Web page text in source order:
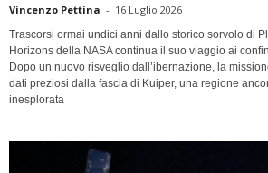
Vincenzo Pettina - 16 Luglio 2026
Trascorsi ormai undici anni dallo storico sorvolo di
Horizons della NASA continua il suo viaggio ai
Dopo un nuovo risveglio dall’ibernazione, la
dati preziosi dalla fascia di Kuiper, una regione
inesplorata